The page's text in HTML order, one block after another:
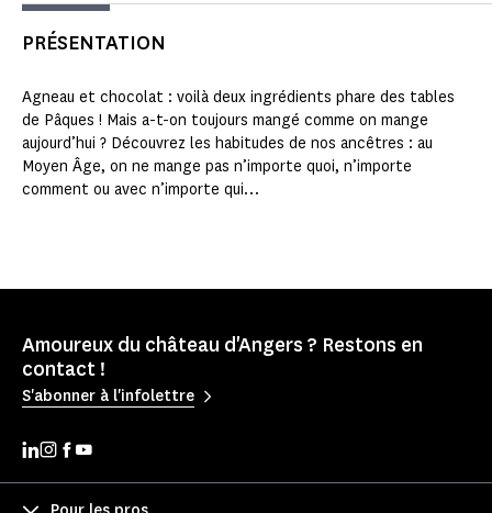
PRÉSENTATION
Agneau et chocolat : voilà deux ingrédients phare des tables
de Pâques ! Mais a-t-on toujours mangé comme on mange
aujourd’hui ? Découvrez les habitudes de nos ancêtres : au
Moyen Âge, on ne mange pas n’importe quoi, n’importe
comment ou avec n’importe qui…
Amoureux du château d'Angers ? Restons en
contact !
S'abonner à l'infolettre